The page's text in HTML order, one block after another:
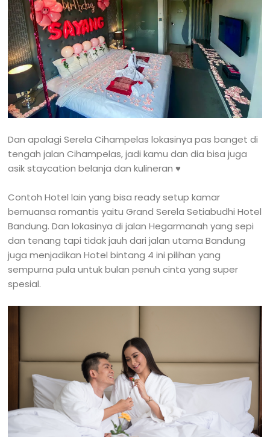
Dan apalagi Serela Cihampelas lokasinya pas banget di
tengah jalan Cihampelas, jadi kamu dan dia bisa juga
asik staycation belanja dan kulineran ♥️
Contoh Hotel lain yang bisa ready setup kamar
bernuansa romantis yaitu Grand Serela Setiabudhi Hotel
Bandung. Dan lokasinya di jalan Hegarmanah yang sepi
dan tenang tapi tidak jauh dari jalan utama Bandung
juga menjadikan Hotel bintang 4 ini pilihan yang
sempurna pula untuk bulan penuh cinta yang super
spesial.